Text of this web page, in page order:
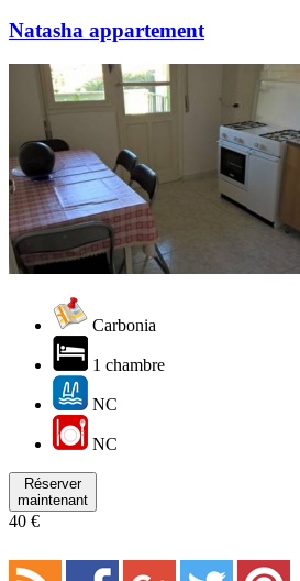
Natasha appartement
Carbonia
1 chambre
NC
NC
Réserver
maintenant
40 €